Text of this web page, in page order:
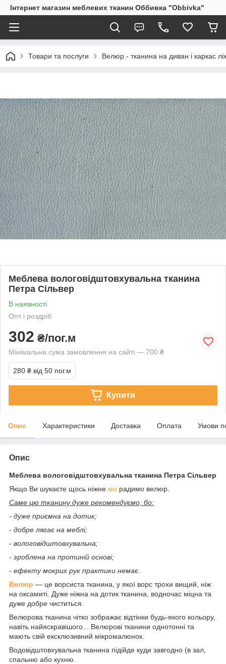
Інтернет магазин меблевих тканин Оббивка "Obbivka"
Товари та послуги Велюр - тканина на диван і каркас
Меблева вологовідштовхувальна тканина
Петра Сільвер
В наявності
Опт і роздріб
302 ₴/пог.м
Мінімальна сума замовлення на сайті — 700 ₴
280 ₴ від 50 пог.м
Купити
Опис Характеристики Доставка Оплата Умови
Опис
Меблева вологовідштовхувальна тканина Петра Сільвер
Якщо Ви шукаєте щось ніжне ми радимо велюр.
Саме цю тканину дуже рекомендуємо, бо:
- дуже приємна на дотик;
- добре лягає на меблі;
- вологовідштовхувальна;
- зроблена на протиній основі;
- ефекту мокрих рук практики немає.
Велюр — це ворсиста тканина, у якої ворс трохи вищий, ніж
на оксамиті. Дуже ніжна на дотик тканина, водночас міцна та
дуже добре чиститься.
Велюрова тканина чітко зображає відтінки будь-якого кольору,
навіть найяскравішого... Велюрові тканини однотонні та
мають свій ексклюзивний мікромалюнок.
Водовідштовхувальна тканина підійде куди завгодно (в зал,
спальню або кухню.